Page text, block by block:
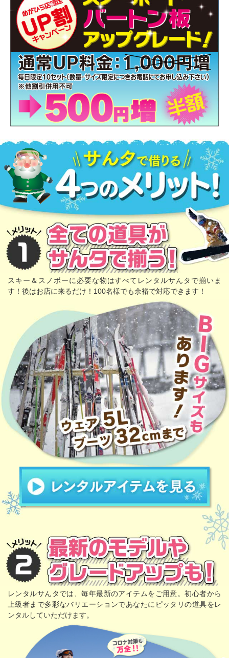
スキー＆スノボーに必要な物はすべてレンタルサんタで揃いま
す！後はお店に来るだけ！100名様でも余裕で対応できます！
レンタルサんタでは、毎年最新のアイテムをご用意。初心者から
上級者まで多彩なバリエーションであなたにピッタリの道具をレ
ンタルしていただけます。